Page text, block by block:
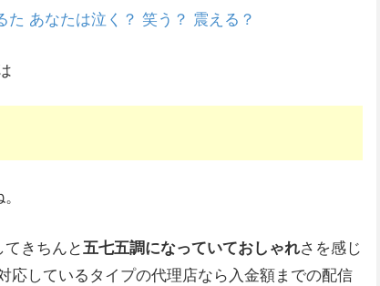
あなたは泣く？ 笑う？ 震える？
きちんと五七五調になっていておしゃれさを感じ
応しているタイプの代理店なら入金額までの配信